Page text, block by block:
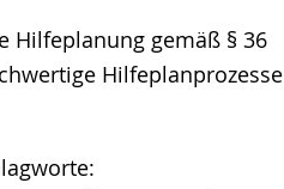
Hilfeplanung gemäß § 36
Hilfeplanprozesse